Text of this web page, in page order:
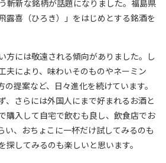
斬新な銘柄が話題になりました。福島県
露喜（ひろき）」をはじめとする銘酒を
方には敬遠される傾向がありました。し
夫により、味わいそのものやネーミン
提案など、日々進化を続けています。
、さらには外国人にまで好まれるお酒と
購入して自宅で飲むも良し、飲食店でお
い、おちょこに一杯だけ試してみるのも
探してみるのも楽しいと思います。